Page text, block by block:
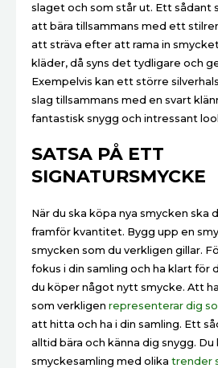
slaget och som står ut. Ett sådant
att bära tillsammans med ett
att sträva efter att rama in
kläder, då syns det tydligare och
Exempelvis kan ett större
slag tillsammans med en svart
fantastisk snygg och intressant
SATSA PÅ ETT
SIGNATURSMYCKE
När du ska köpa nya smycken ska
framför kvantitet. Bygg upp en
smycken som du verkligen gillar.
fokus i din samling och ha klart för
du köper något nytt smycke. Att
som verkligen representerar dig
att hitta och ha i din samling. Ett
alltid bära och känna dig snygg.
smyckesamling med olika trender